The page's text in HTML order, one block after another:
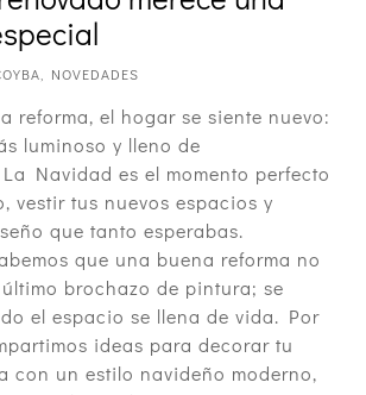
NOVEDADES
reforma, el hogar se siente nuevo:
luminoso y lleno de
Navidad es el momento perfecto
vestir tus nuevos espacios y
que tanto esperabas.
que una buena reforma no
brochazo de pintura; se
el espacio se llena de vida. Por
ideas para decorar tu
con un estilo navideño moderno,